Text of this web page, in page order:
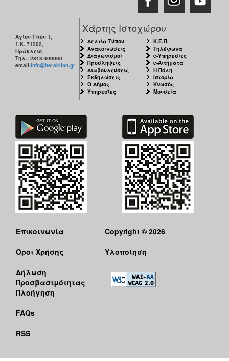
Αγίου Τίτου 1,
Τ.Κ. 71202,
Ηράκλειο
Τηλ.: 2813-409000
email:info@heraklion.gr
Χάρτης Ιστοχώρου
Δελτία Τύπου
Ανακοινώσεις
Διαγωνισμοί
Προσλήψεις
Διαβουλεύσεις
Εκδηλώσεις
Ο Δήμος
Υπηρεσίες
Κ.Ε.Π.
Τηλέφωνα
e-Υπηρεσίες
e-Αιτήματα
Η Πόλη
Ιστορία
Κνωσός
Μουσεία
Επικοινωνία
Όροι Χρήσης
Δήλωση
Προσβασιμότητας
Πλοήγηση
FAQs
RSS
Copyright © 2026
Υλοποίηση